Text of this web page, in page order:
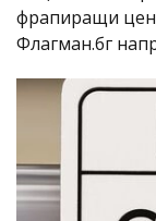
фрапиращи
Флагман.бг